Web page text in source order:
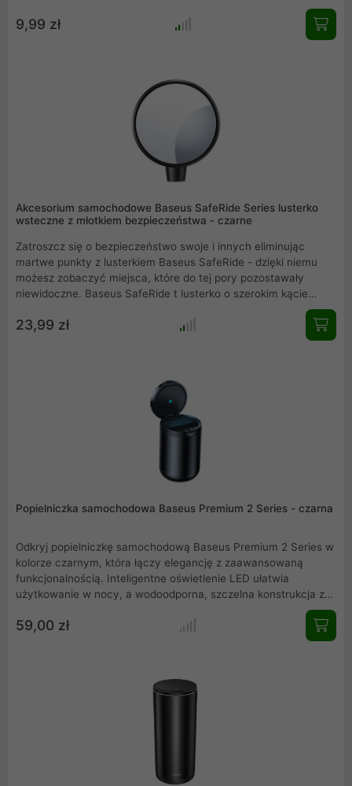
przeciwodblaskowej. Można je wykorzystać w niemal każdym
typie samochodu czy motoru. Nie wpływa na jakość obrazu
ponieważ posiada przepuszczalność światła na poziomie 99%,
9,99 zł
Akcesorium samochodowe Baseus SafeRide Series lusterko
wsteczne z młotkiem bezpieczeństwa - czarne
Zatroszcz się o bezpieczeństwo swoje i innych eliminując
martwe punkty z lusterkiem Baseus SafeRide - dzięki niemu
możesz zobaczyć miejsca, które do tej pory pozostawały
niewidoczne. Baseus SafeRide t lusterko o szerokim kącie
widzenia, którego pozycję możesz dodatkowo dostosowywać
do różnych warunków drogowych. Montaż jest bardzo prostu -
wystarczy zdjąć folię zabezpieczającą z taśmy 3M i przykleić
23,99 zł
Popielniczka samochodowa Baseus Premium 2 Series - czarna
Odkryj popielniczkę samochodową Baseus Premium 2 Series w
kolorze czarnym, która łączy elegancję z zaawansowaną
funkcjonalnością. Inteligentne oświetlenie LED ułatwia
użytkowanie w nocy, a wodoodporna, szczelna konstrukcja z
aluminium eliminuje zapachy i utrzymuje czystość. Wygodne
ładowanie USB-C, łatwe czyszczenie dzięki odłączanym
elementom oraz jednoręczna obsługa gwarantują komfort.
59,00 zł